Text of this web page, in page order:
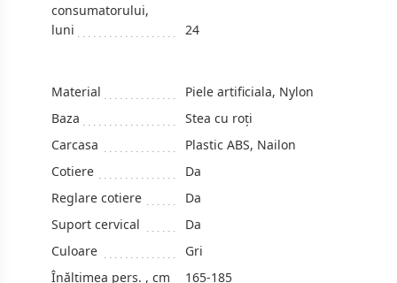
consumatorului,
luni
24
Material
Piele artificiala, Nylon
Baza
Stea cu roți
Carcasa
Plastic ABS, Nailon
Cotiere
Da
Reglare cotiere
Da
Suport cervical
Da
Culoare
Gri
Înălțimea pers. , cm
165-185